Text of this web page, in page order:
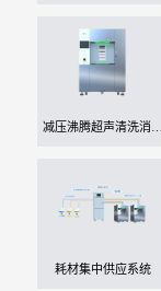
减压沸腾超声清洗消毒
耗材集中供应系统